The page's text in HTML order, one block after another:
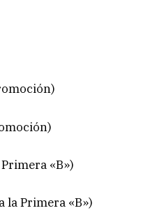
«B»)
la Primera «B»)